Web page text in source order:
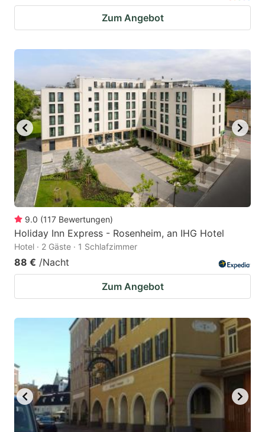
Zum Angebot
9.0 (117 Bewertungen)
Holiday Inn Express - Rosenheim, an IHG Hotel
Hotel · 2 Gäste · 1 Schlafzimmer
88 € /Nacht
Zum Angebot